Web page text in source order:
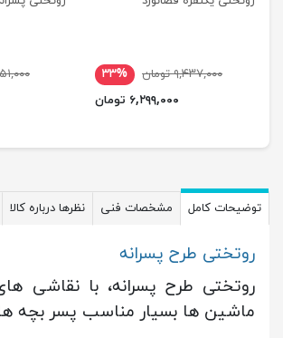
۹,۴۳۷,۰۰۰ تومان
۳۳%
۶,۲۹۹,۰۰۰ تومان
توضیحات کامل مشخصات فنی نظرها درباره کالا
روتختی طرح پسرانه
روتختی طرح پسرانه، با نقاشی
ماشین ها بسیار مناسب پسر بچه